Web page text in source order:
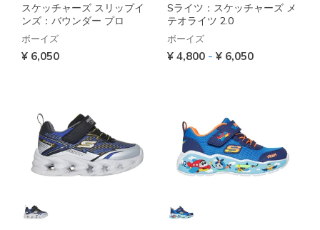
スケッチャーズ スリップイ
ンズ：バウンダー プロ
ボーイズ
¥ 6,050
Sライツ：スケッチャーズ メ
テオライツ 2.0
ボーイズ
¥ 4,800 - ¥ 6,050